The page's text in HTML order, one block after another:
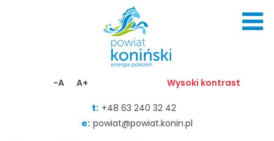
-A A+ Wysoki kontrast
t: +48 63 240 32 42
e: powiat@powiat.konin.pl